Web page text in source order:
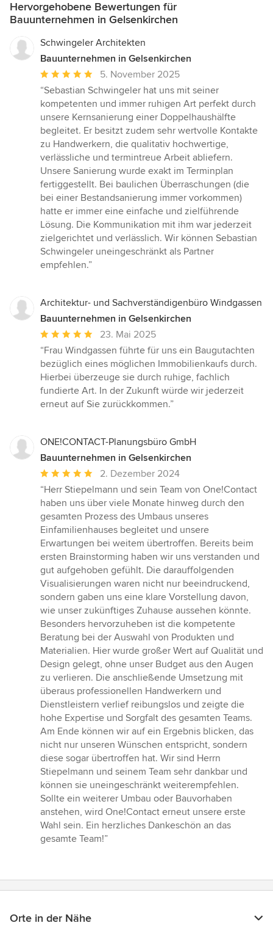
Hervorgehobene Bewertungen für
Bauunternehmen in Gelsenkirchen
Schwingeler Architekten
Bauunternehmen in Gelsenkirchen
Durchschnittliche
Bewertung:
5
von
5
Sternen
5. November 2025
“Sebastian Schwingeler hat uns mit seiner
kompetenten und immer ruhigen Art perfekt durch
unsere Kernsanierung einer Doppelhaushälfte
begleitet. Er besitzt zudem sehr wertvolle Kontakte
zu Handwerkern, die qualitativ hochwertige,
verlässliche und termintreue Arbeit abliefern.
Unsere Sanierung wurde exakt im Terminplan
fertiggestellt. Bei baulichen Überraschungen (die
bei einer Bestandsanierung immer vorkommen)
hatte er immer eine einfache und zielführende
Lösung. Die Kommunikation mit ihm war jederzeit
zielgerichtet und verlässlich. Wir können Sebastian
Schwingeler uneingeschränkt als Partner
empfehlen.”
Architektur- und Sachverständigenbüro Windgassen
Bauunternehmen in Gelsenkirchen
Durchschnittliche
Bewertung:
5
von
5
Sternen
23. Mai 2025
“Frau Windgassen führte für uns ein Baugutachten
bezüglich eines möglichen Immobilienkaufs durch.
Hierbei überzeuge sie durch ruhige, fachlich
fundierte Art. In der Zukunft würde wir jederzeit
erneut auf Sie zurückkommen.”
ONE!CONTACT-Planungsbüro GmbH
Bauunternehmen in Gelsenkirchen
Durchschnittliche
Bewertung:
5
von
5
Sternen
2. Dezember 2024
“Herr Stiepelmann und sein Team von One!Contact
haben uns über viele Monate hinweg durch den
gesamten Prozess des Umbaus unseres
Einfamilienhauses begleitet und unsere
Erwartungen bei weitem übertroffen. Bereits beim
ersten Brainstorming haben wir uns verstanden und
gut aufgehoben gefühlt. Die darauffolgenden
Visualisierungen waren nicht nur beeindruckend,
sondern gaben uns eine klare Vorstellung davon,
wie unser zukünftiges Zuhause aussehen könnte.
Besonders hervorzuheben ist die kompetente
Beratung bei der Auswahl von Produkten und
Materialien. Hier wurde großer Wert auf Qualität und
Design gelegt, ohne unser Budget aus den Augen
zu verlieren. Die anschließende Umsetzung mit
überaus professionellen Handwerkern und
Dienstleistern verlief reibungslos und zeigte die
hohe Expertise und Sorgfalt des gesamten Teams.
Am Ende können wir auf ein Ergebnis blicken, das
nicht nur unseren Wünschen entspricht, sondern
diese sogar übertroffen hat. Wir sind Herrn
Stiepelmann und seinem Team sehr dankbar und
können sie uneingeschränkt weiterempfehlen.
Sollte ein weiterer Umbau oder Bauvorhaben
anstehen, wird One!Contact erneut unsere erste
Wahl sein. Ein herzliches Dankeschön an das
gesamte Team!”
Orte in der Nähe